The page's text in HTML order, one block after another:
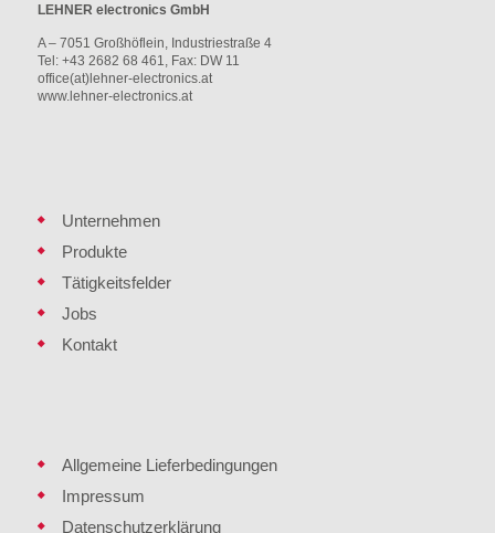
LEHNER electronics GmbH
A – 7051 Großhöflein, Industriestraße 4
Tel: +43 2682 68 461, Fax: DW 11
office(at)lehner-electronics.at
www.lehner-electronics.at
Unternehmen
Produkte
Tätigkeitsfelder
Jobs
Kontakt
Allgemeine Lieferbedingungen
Impressum
Datenschutzerklärung